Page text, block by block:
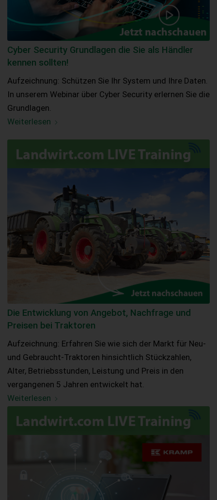
Cyber Security Grundlagen die Sie als Händler
kennen sollten!
Aufzeichnung: Schützen Sie Ihr System und Ihre Daten.
In unserem Webinar über Cyber Security erlernen Sie die
Grundlagen.
Weiterlesen
Die Entwicklung von Angebot, Nachfrage und
Preisen bei Traktoren
Aufzeichnung: Erfahren Sie wie sich der Markt für Neu-
und Gebraucht-Traktoren hinsichtlich Stückzahlen,
Alter, Betriebsstunden, Leistung und Preis in den
vergangenen 5 Jahren entwickelt hat.
Weiterlesen